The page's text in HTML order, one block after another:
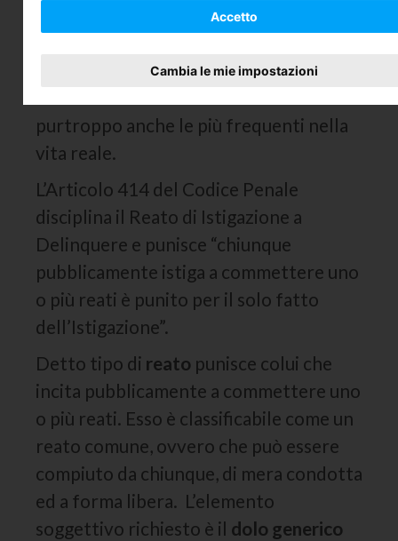
Accetto
Cambia le mie impostazioni
ssociazione per Delinquere di Tipo
criminose più significative nell’ambito
purtroppo anche le più frequenti nella
vita reale.
L’Articolo 414 del Codice Penale
disciplina il Reato di Istigazione a
Delinquere e punisce “chiunque
pubblicamente istiga a commettere uno
o più reati è punito per il solo fatto
dell’Istigazione”.
Detto tipo di reato punisce colui che
incita pubblicamente a commettere uno
o più reati. Esso è classificabile come un
reato comune, ovvero che può essere
compiuto da chiunque, di mera condotta
ed a forma libera. L’elemento
soggettivo richiesto è il dolo generico